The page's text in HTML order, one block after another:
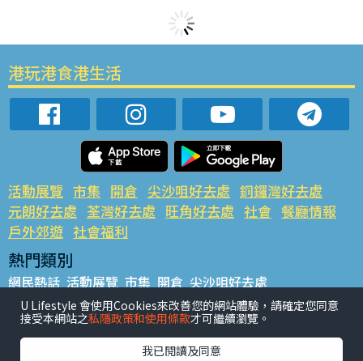
港玩港食港生活
活動展覽 市集 開倉 尖沙咀好去處 銅鑼灣好去處
元朗好去處 荃灣好去處 旺角好去處 社會 餐廳情報
戶外郊遊 社會福利
熱門類別
網民熱話 活動展覽 市集 開倉 尖沙咀好去處
銅鑼灣好去處 元朗好去處 荃灣好去處 旺角好去處 社會
餐廳情報 戶外郊遊
熱門標籤
U Lifestyle 會使用Cookies來改善您的網站體驗，請確定您同意
接受本網站之私隱政策和使用條款才可繼續瀏覽。
我已閱讀及同意